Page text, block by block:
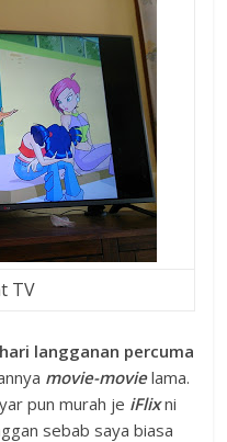
TV
langganan percuma
movie-movielama.
pun murah je iFlixni
sebab saya biasa